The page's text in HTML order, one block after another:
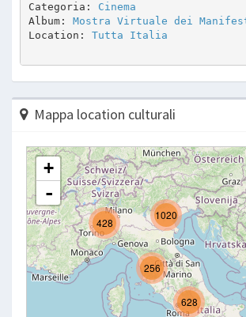
Categoria: Cinema
Album: Mostra Virtuale dei
Location: Tutta Italia
Mappa location culturali